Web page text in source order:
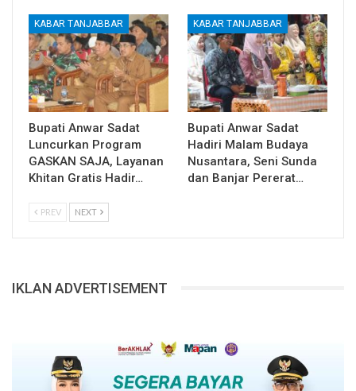
KABAR TANJABBAR
Bupati Anwar Sadat
Luncurkan Program
GASKAN SAJA, Layanan
Khitan Gratis Hadir…
KABAR TANJABBAR
Bupati Anwar Sadat
Hadiri Malam Budaya
Nusantara, Seni Sunda
dan Banjar Pererat…
PREV NEXT
IKLAN ADVERTISEMENT